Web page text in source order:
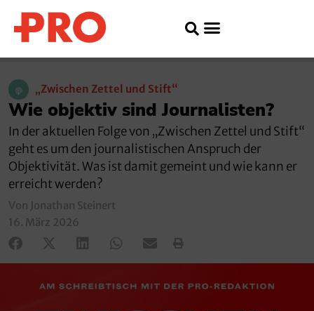
„Zwischen Zettel und Stift“
Wie objektiv sind Journalisten?
In der aktuellen Folge von „Zwischen Zettel und Stift“
geht es um den journalistischen Anspruch der
Objektivität. Was ist damit gemeint und wie kann er
erreicht werden?
Von Jonathan Steinert
16. März 2026